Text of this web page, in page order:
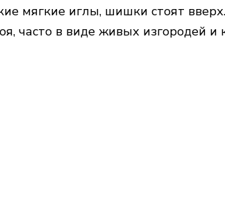
мягкие иглы, шишки стоят вверх.
часто в виде живых изгородей и